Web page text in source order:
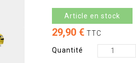
Article en stock
29,90 € TTC
Quantité